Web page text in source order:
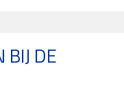
BIJ DE